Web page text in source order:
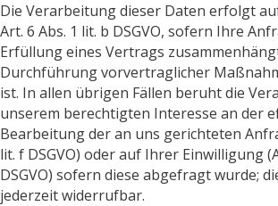
Die Verarbeitung dieser Daten erfolgt
Art. 6 Abs. 1 lit. b DSGVO, sofern Ihre
Erfüllung eines Vertrags
Durchführung vorvertraglicher
ist. In allen übrigen Fällen beruht die
unserem berechtigten Interesse an der
Bearbeitung der an uns gerichteten
lit. f DSGVO) oder auf Ihrer Einwilligung
DSGVO) sofern diese abgefragt wurde;
jederzeit widerrufbar.